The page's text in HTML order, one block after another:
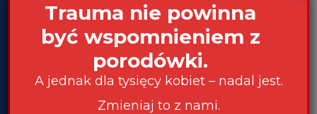
Akceptuję Politykę Prywatności i Zgodę na
otrzymywanie informacji od Fundacji
Chcę otrzymywać wiadomości dla osób
profesjonalnie sprawujących opiekę nad kobietą w
ciąży, podczas porodu i w połogu
Trauma nie powinna
być wspomnieniem z
porodówki.
A jednak dla tysięcy kobiet – nadal jest.
Zmieniaj to z nami.